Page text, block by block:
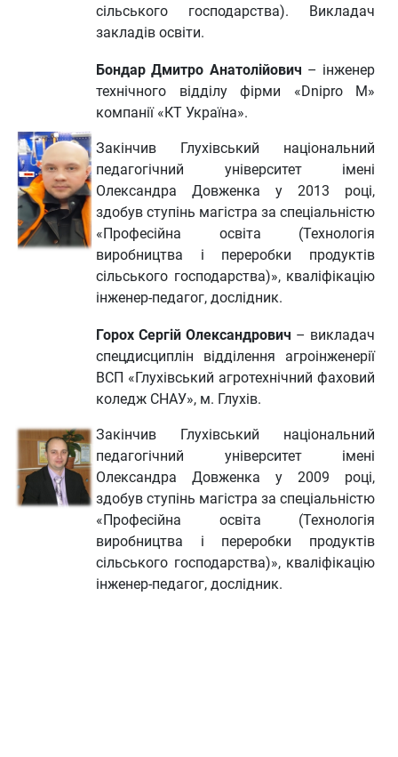
сільського господарства). Викладач
закладів освіти.
Бондар Дмитро Анатолійович – інженер
технічного відділу фірми «Dnipro M»
компанії «КТ Україна».
Закінчив Глухівський національний
педагогічний університет імені
Олександра Довженка у 2013 році,
здобув ступінь магістра за спеціальністю
«Професійна освіта (Технологія
виробництва і переробки продуктів
сільського господарства)», кваліфікацію
інженер-педагог, дослідник.
Горох Сергій Олександрович – викладач
спецдисциплін відділення агроінженерії
ВСП «Глухівський агротехнічний фаховий
коледж СНАУ», м. Глухів.
Закінчив Глухівський національний
педагогічний університет імені
Олександра Довженка у 2009 році,
здобув ступінь магістра за спеціальністю
«Професійна освіта (Технологія
виробництва і переробки продуктів
сільського господарства)», кваліфікацію
інженер-педагог, дослідник.